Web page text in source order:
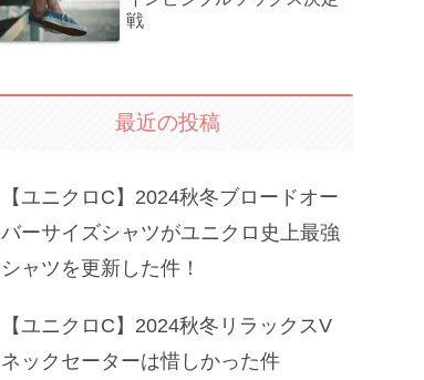
戦
最近の投稿
【ユニクロC】2024秋冬ブロードオー
バーサイズシャツがユニクロ史上最強
シャツを更新した件！
【ユニクロC】2024秋冬リラックスV
ネックセーターは惜しかった件